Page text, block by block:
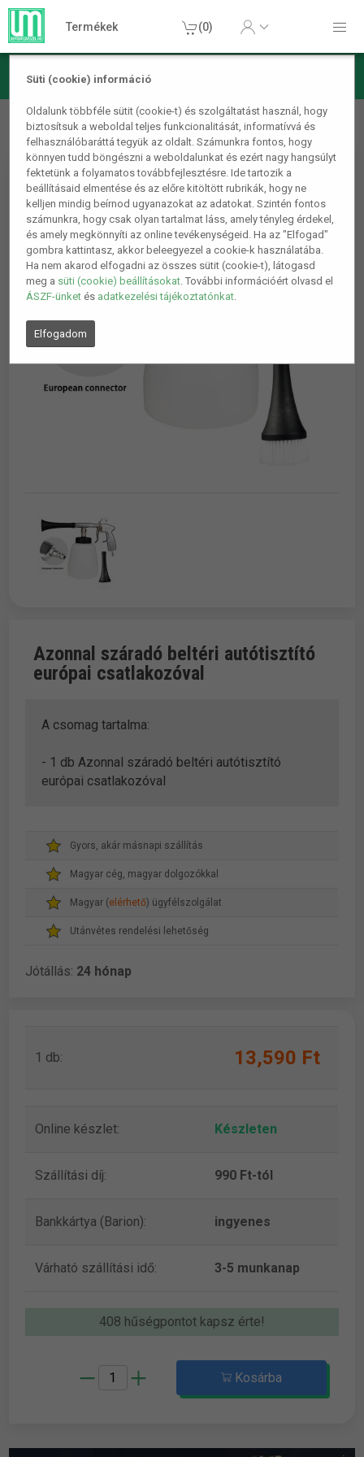
Süti (cookie) információ
Oldalunk többféle sütit (cookie-t) és szolgáltatást használ, hogy
biztosítsuk a weboldal teljes funkcionalitását, informatívvá és
felhasználóbaráttá tegyük az oldalt. Számunkra fontos, hogy
könnyen tudd böngészni a weboldalunkat és ezért nagy hangsúlyt
fektetünk a folyamatos továbbfejlesztésre. Ide tartozik a
beállításaid elmentése és az előre kitöltött rubrikák, hogy ne
kelljen mindig beírnod ugyanazokat az adatokat. Szintén fontos
számunkra, hogy csak olyan tartalmat láss, amely tényleg érdekel,
és amely megkönnyíti az online tevékenységeid. Ha az "Elfogad"
gombra kattintasz, akkor beleegyezel a cookie-k használatába.
Ha nem akarod elfogadni az összes sütit (cookie-t), látogasd
meg a süti (cookie) beállításokat. További információért olvasd el
ÁSZF-ünket és adatkezelési tájékoztatónkat.
Elfogadom
Termékek (0)
Autós termékek
Autóápolás, javítás és diagnosztika
Azonnal száradó beltéri autótisztító európai csatlakozóval
Azonnal száradó beltéri autótisztító
európai csatlakozóval
A csomag tartalma:
- 1 db Azonnal száradó beltéri autótisztító
európai csatlakozóval
Gyors, akár másnapi szállítás
Magyar cég, magyar dolgozókkal
Magyar (elérhető) ügyfélszolgálat
Utánvétes rendelési lehetőség
Jótállás: 24 hónap
1 db: 13,590 Ft
Online készlet: Készleten
Szállítási díj: 990 Ft-tól
Bankkártya (Barion): ingyenes
Várható szállítási idő: 3-5 munkanap
408 hűségpontot kapsz érte!
Kosárba